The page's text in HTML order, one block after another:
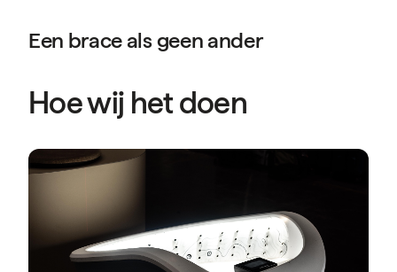
Een brace als geen ander
Hoe wij het doen